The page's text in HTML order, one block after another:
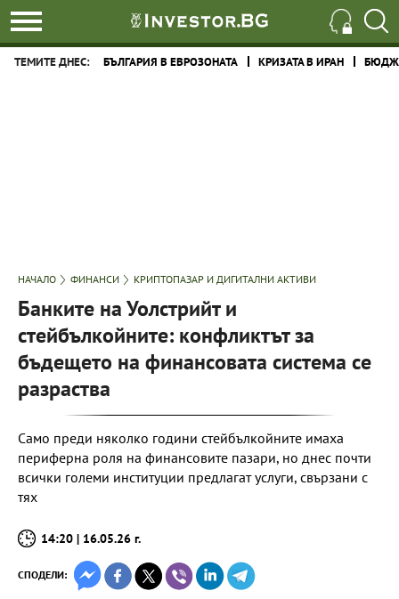
ТЕМИТЕ ДНЕС: БЪЛГАРИЯ В ЕВРОЗОНАТА КРИЗАТА В ИРАН
НАЧАЛО ФИНАНСИ КРИПТОПАЗАР И ДИГИТАЛНИ АКТИВИ
Банките на Уолстрийт и
стейбълкойните: конфликтът за
бъдещето на финансовата система се
разраства
Само преди няколко години стейбълкойните имаха
периферна роля на финансовите пазари, но днес почти
всички големи институции предлагат услуги, свързани с
тях
14:20 | 16.05.26 г.
СПОДЕЛИ: